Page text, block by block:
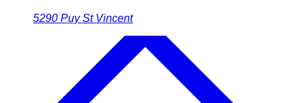
5290 Puy St Vincent